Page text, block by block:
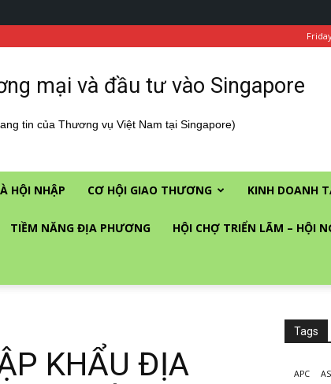
mại và đầu tư vào Singapore
tin của Thương vụ Việt Nam tại Singapore)
HỘI NHẬP CƠ HỘI GIAO THƯƠNG KINH DOANH
TIỀM NĂNG ĐỊA PHƯƠNG HỘI CHỢ TRIỂN LÃM – HỘI
KHẨU ĐỊA
Tags
APC